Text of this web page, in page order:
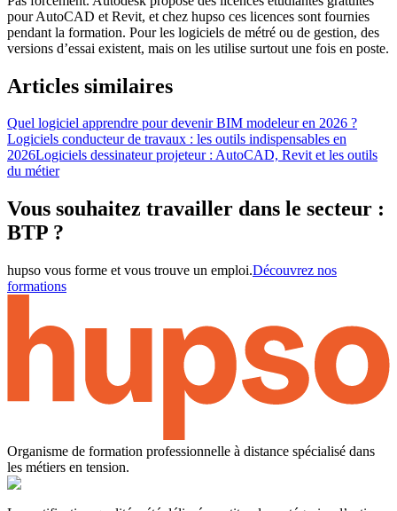
pour AutoCAD et Revit, et chez hupso ces licences sont fournies
pendant la formation. Pour les logiciels de métré ou de gestion, des
versions d’essai existent, mais on les utilise surtout une fois en poste.
Articles similaires
Quel logiciel apprendre pour devenir BIM modeleur en 2026 ?
Logiciels conducteur de travaux : les outils indispensables en
2026Logiciels dessinateur projeteur : AutoCAD, Revit et les outils
du métier
Vous souhaitez travailler dans le secteur :
BTP ?
hupso vous forme et vous trouve un emploi.Découvrez nos
formations
Organisme de formation professionnelle à distance spécialisé dans
les métiers en tension.